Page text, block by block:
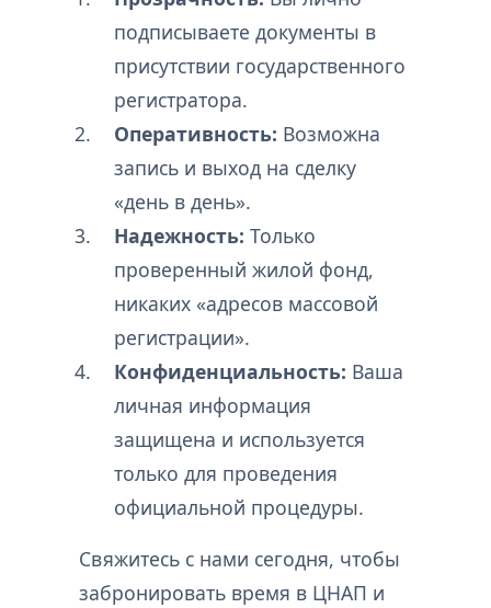
подписываете документы в
присутствии государственного
регистратора.
Оперативность: Возможна
запись и выход на сделку
«день в день».
Надежность: Только
проверенный жилой фонд,
никаких «адресов массовой
регистрации».
Конфиденциальность: Ваша
личная информация
защищена и используется
только для проведения
официальной процедуры.
Свяжитесь с нами сегодня, чтобы
забронировать время в ЦНАП и